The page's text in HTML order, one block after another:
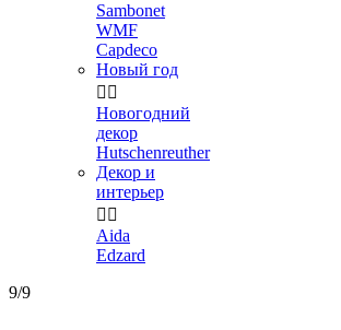
Sambonet
WMF
Capdeco
Новый год
 
Новогодний
декор
Hutschenreuther
Декор и
интерьер
 
Aida
Edzard
9/9